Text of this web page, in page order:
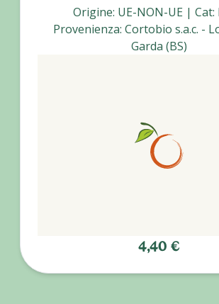
Origine: UE-NON-UE | Cat:
Provenienza: Cortobio s.a.c. -
Garda (BS)
4,40 €